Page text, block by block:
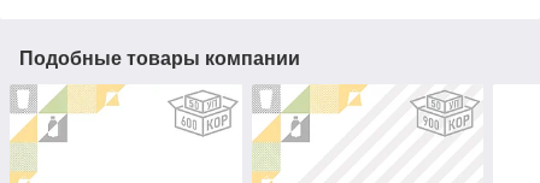
Подобные товары компании